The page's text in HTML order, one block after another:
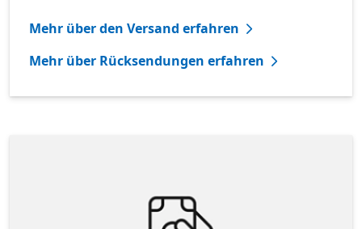
Mehr über den Versand erfahren
Mehr über Rücksendungen erfahren